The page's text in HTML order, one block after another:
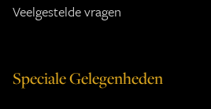
Veelgestelde vragen
Speciale Gelegenheden